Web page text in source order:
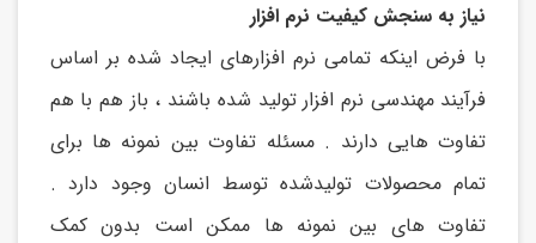
نیاز به سنجش کیفیت نرم افزار
با فرض اینکه تمامی نرم افزارهای ایجاد شده بر اساس
فرآیند مهندسی نرم افزار تولید شده باشند ، باز هم با هم
تفاوت هایی دارند . مسئله تفاوت بین نمونه ها برای
تمام محصولات تولیدشده توسط انسان وجود دارد .
تفاوت های بین نمونه ها ممکن است بدون کمک